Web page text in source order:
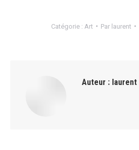
Catégorie : Art Par laurent
Auteur : laurent